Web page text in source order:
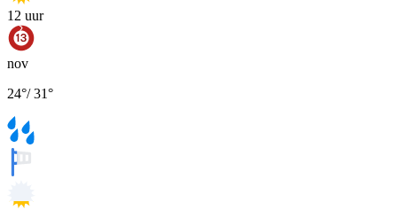
12 uur
nov
24°/31°